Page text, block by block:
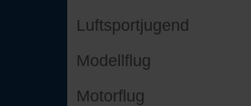
Luftsportjugend
Modellflug
Motorflug